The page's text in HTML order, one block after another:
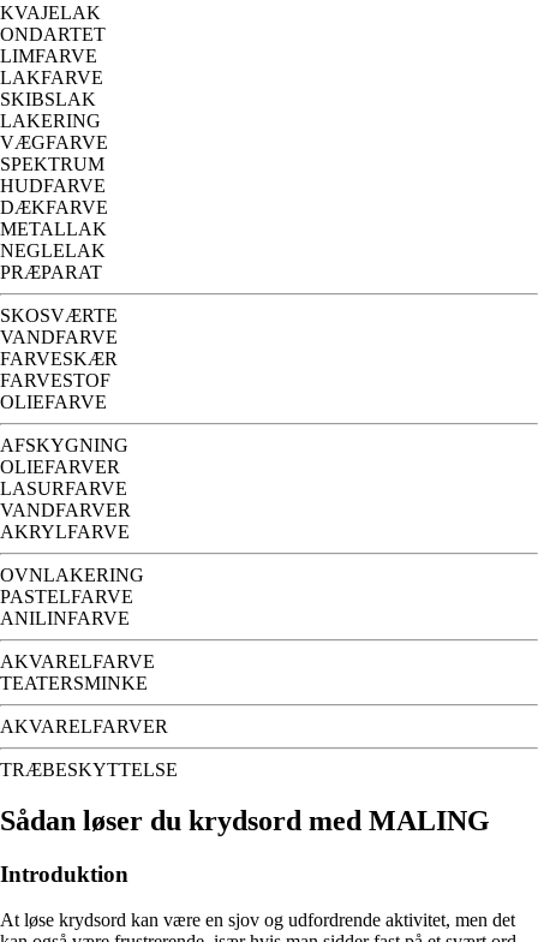
KVAJELAK
ONDARTET
LIMFARVE
LAKFARVE
SKIBSLAK
LAKERING
VÆGFARVE
SPEKTRUM
HUDFARVE
DÆKFARVE
METALLAK
NEGLELAK
PRÆPARAT
SKOSVÆRTE
VANDFARVE
FARVESKÆR
FARVESTOF
OLIEFARVE
AFSKYGNING
OLIEFARVER
LASURFARVE
VANDFARVER
AKRYLFARVE
OVNLAKERING
PASTELFARVE
ANILINFARVE
AKVARELFARVE
TEATERSMINKE
AKVARELFARVER
TRÆBESKYTTELSE
Sådan løser du krydsord med MALING
Introduktion
At løse krydsord kan være en sjov og udfordrende aktivitet, men det